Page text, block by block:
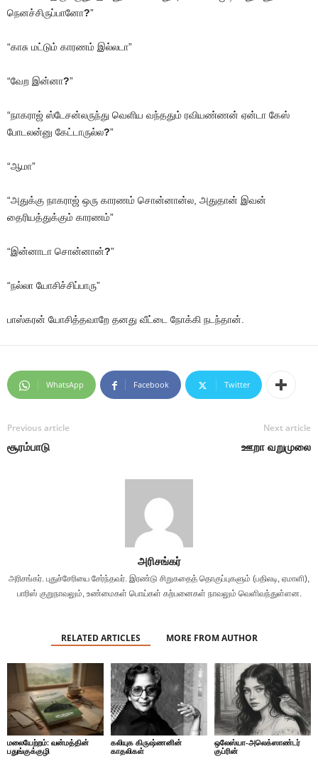
நெனச்சிருப்பானோ?”
“காசு மட்டும் காரணம் இல்லடா”
“வேற இன்னா?”
“நாகராஜ் ஸ்டேசன்லருந்து வெளிய வந்ததும் ரவியண்ணன் ஏன்டா கேஸ்
போடலன்னு கேட்டாருல்ல?”
“ஆமா”
“அதுக்கு நாகராஜ் ஒரு காரணம் சொன்னான்ல, அதுதான் இவன்
தைரியத்துக்கும் காரணம்”
“இன்னாடா சொன்னான்?”
“நல்லா யோசிச்சிப்பாரு”
பாஸ்கரன் யோசித்தவாறே தனது வீட்டை நோக்கி நடந்தான்.
WhatsApp Facebook Twitter
Previous article
சூரம்பாடு
Next article
ஊறா வறுமுலை
அரிசங்கர்
அரிசங்கர். புதுச்சேரியை சேர்ந்தவர். இரண்டு சிறுகதைத் தொகுப்புகளும் (பதிலடி, ஏமாளி),
பாரிஸ் குறுநாவலும், உண்மைகள் பொய்கள் கற்பனைகள் நாவலும் வெளிவந்துள்ளன.
RELATED ARTICLES MORE FROM AUTHOR
மலையேற்றம்: வன்மத்தின்
பதுங்குக்குழி
கலியுக கிருஷ்ணனின்
காதலிகள்
ஒலேஸ்யா-அலெக்ஸாண்டர்
குப்ரின்